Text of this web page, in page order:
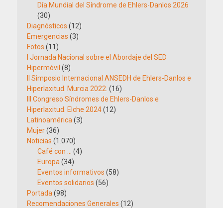
Día Mundial del Síndrome de Ehlers-Danlos 2026
(30)
Diagnósticos (12)
Emergencias (3)
Fotos (11)
I Jornada Nacional sobre el Abordaje del SED
Hipermóvil (8)
II Simposio Internacional ANSEDH de Ehlers-Danlos e
Hiperlaxitud. Murcia 2022. (16)
III Congreso Síndromes de Ehlers-Danlos e
Hiperlaxitud. Elche 2024(12)
Latinoamérica (3)
Mujer(36)
Noticias (1.070)
Café con …
(4)
Europa (34)
Eventos informativos (58)
Eventos solidarios (56)
Portada (98)
Recomendaciones Generales (12)